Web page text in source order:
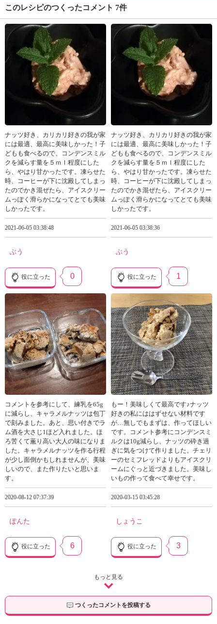
このレシピのつくったコメント 7件
ナッツ好き、カリカリ好きの我が家
には最適、最高に美味しかった！子
どもも食べるので、コンデンスミル
クを減らす量を５ｍｌ程度にした
ら、やはり甘かったです。凍らせた
時、コーヒーが下に沈殿してしまっ
たのでかき混ぜたら、アイスクリー
ムっぽく滑らかになってとても美味
しかったです。
2021-06-05 03:38:48
ぶう
役に立った 0
ナッツ好き、カリカリ好きの我が家
には最適、最高に美味しかった！子
どもも食べるので、コンデンスミル
クを減らす量を５ｍｌ程度にした
ら、やはり甘かったです。凍らせた
時、コーヒーが下に沈殿してしまっ
たのでかき混ぜたら、アイスクリー
ムっぽく滑らかになってとても美味
しかったです。
2021-06-05 03:38:36
ぶう
役に立った 1
コメントを参考にして、練乳を65g
に減らし、キャラメルナッツは包丁
で刻みました。あと、思い付きでラ
ム酒を大さじ1ほど入れました。ほ
ろ苦くて薫り高い大人の味になりま
した。キャラメルナッツを作る行程
が少し面倒かもしれませんが、美味
しいので、また作りたいと思いま
す。
2020-08-12 07:37:39
ぽんた
役に立った 6
もー！美味しくて最高です♪ナッツ
好きの私にははずせない材料です
が…無しでもまずは、作ってほしい
です。コメント参考にコンデンスミ
ルクは10g減らし、ナッツの砕き過
ぎに気をつけて作りました。チェリ
ーのセミフレッドよりもアイスクリ
ームにぐっと近づきました。美味し
いもの作って食べて幸せです。
2020-03-15 03:45:28
しょうこ
役に立った 3
もっと見る
つくったコメントを投稿する